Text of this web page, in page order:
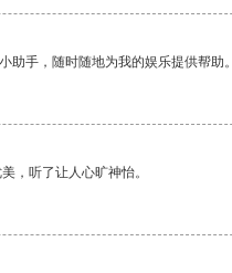
助手，随时随地为我的娱乐提供帮助。
，听了让人心旷神怡。